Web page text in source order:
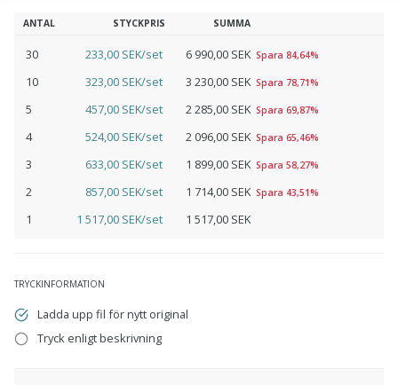
ANTAL STYCKPRIS SUMMA
30 233,00 SEK/set 6 990,00 SEK Spara 84,64%
10 323,00 SEK/set 3 230,00 SEK Spara 78,71%
5 457,00 SEK/set 2 285,00 SEK Spara 69,87%
4 524,00 SEK/set 2 096,00 SEK Spara 65,46%
3 633,00 SEK/set 1 899,00 SEK Spara 58,27%
2 857,00 SEK/set 1 714,00 SEK Spara 43,51%
1 1 517,00 SEK/set 1 517,00 SEK
TRYCKINFORMATION
Ladda upp fil för nytt original
Tryck enligt beskrivning